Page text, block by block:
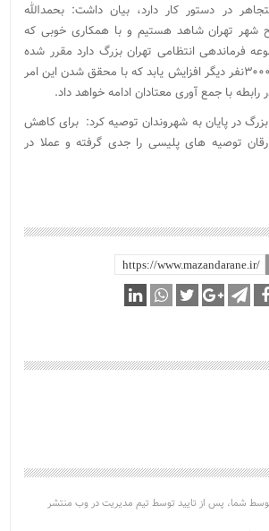
در دستور کار دارد، بیان داشت: بحمدالله
تهران شاهد هستیم و با همکاری خوبی که
فرماندهی انتظامی تهران بزرگ دارد مقرر شده
که ظرفیت کمپ ها به ۳۰۰۰نفر دیگر افزایش یابد که با محقق شدن این امر
با جمع آوری معتادان ادامه خواهد داد.
بزرگ در پایان به شهروندان توصیه کرد: برای کاهش
توصیه های پلیسی را جدی گرفته و عملا در
شما، پس از تایید توسط تیم مدیریت در وب منتشر